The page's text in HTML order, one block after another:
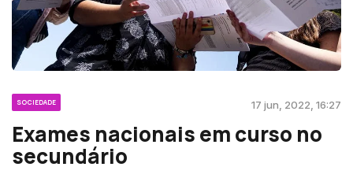
SOCIEDADE 17 jun, 2022, 16:27
Exames nacionais em curso no
secundário